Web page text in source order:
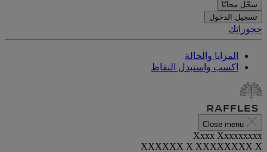
سجّل مجانًا
تسجيل الدخول
حجوزاتك
المزايا والحالة
اكسب واستبدل النقاط
Close menu
Xxxx Xxxxxxxxx
XXXXXX X XXXXXXXX X